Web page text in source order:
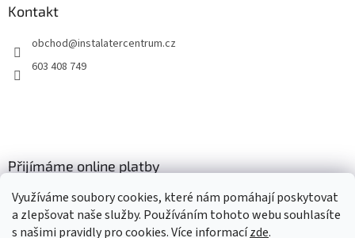
Využíváme soubory cookies, které nám pomáhají poskytovat
a zlepšovat naše služby. Používáním tohoto webu souhlasíte
s našimi pravidly pro cookies. Více informacízde.
Kontakt
obchod@instalatercentrum.cz
603 408 749
Přijímáme online platby